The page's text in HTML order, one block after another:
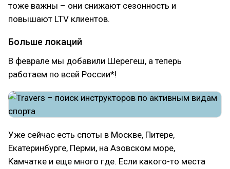
тоже важны – они снижают сезонность и
повышают LTV клиентов.
Больше локаций
В феврале мы добавили Шерегеш, а теперь
работаем по всей России*!
Уже сейчас есть споты в Москве, Питере,
Екатеринбурге, Перми, на Азовском море,
Камчатке и еще много где. Если какого-то места